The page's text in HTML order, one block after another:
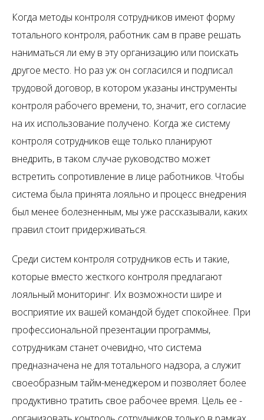
Когда методы контроля сотрудников имеют форму
тотального контроля, работник сам в праве решать
наниматься ли ему в эту организацию или поискать
другое место. Но раз уж он согласился и подписал
трудовой договор, в котором указаны инструменты
контроля рабочего времени, то, значит, его согласие
на их использование получено. Когда же систему
контроля сотрудников еще только планируют
внедрить, в таком случае руководство может
встретить сопротивление в лице работников. Чтобы
система была принята лояльно и процесс внедрения
был менее болезненным, мы уже рассказывали, каких
правил стоит придерживаться.
Среди систем контроля сотрудников есть и такие,
которые вместо жесткого контроля предлагают
лояльный мониторинг. Их возможности шире и
восприятие их вашей командой будет спокойнее. При
профессиональной презентации программы,
сотрудникам станет очевидно, что система
предназначена не для тотального надзора, а служит
своеобразным тайм-менеджером и позволяет более
продуктивно тратить свое рабочее время. Цель ее -